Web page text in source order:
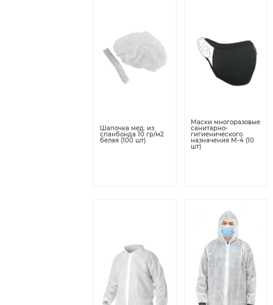
Шапочка мед. из
спанбонда 10 гр/м2
белая (100 шт)
Маски многоразовые
санитарно-
гигиенического
назначения М-4 (10
шт)